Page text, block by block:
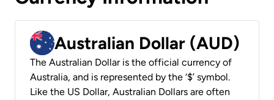
Australian Dollar (AUD)
The Australian Dollar is the official currency of
Australia, and is represented by the ‘$’ symbol.
Like the US Dollar, Australian Dollars are often